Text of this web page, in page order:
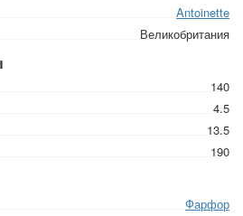
Antoinette
Великобритания
140
4.5
13.5
190
Фарфор